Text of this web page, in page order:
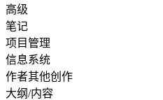
高级
笔记
项目管理
信息系统
作者其他创作
大纲/内容